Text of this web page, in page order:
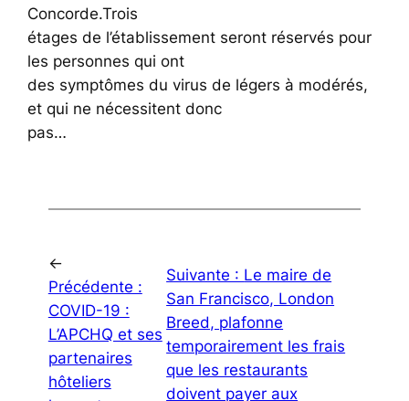
Concorde.Trois
étages de l’établissement seront réservés pour
les personnes qui ont
des symptômes du virus de légers à modérés,
et qui ne nécessitent donc
pas…
←
Précédente :
COVID-19 :
L’APCHQ et ses
partenaires
hôteliers
Suivante : Le maire de
San Francisco, London
Breed, plafonne
temporairement les frais
que les restaurants
doivent payer aux